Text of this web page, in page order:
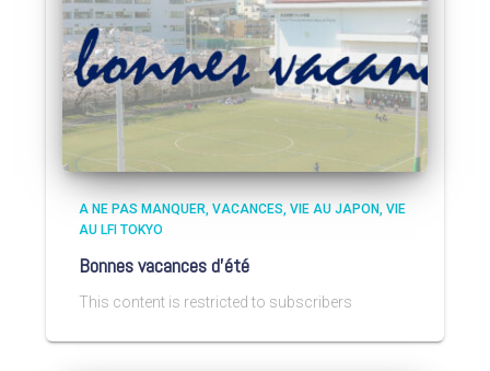
A NE PAS MANQUER VACANCES VIE AU JAPON VIE
AU LFI TOKYO
Bonnes vacances d’été
This content is restricted to subscribers